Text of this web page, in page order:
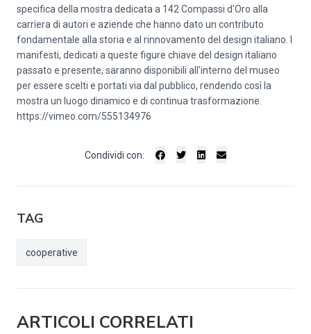
specifica della mostra dedicata a 142 Compassi d'Oro alla
carriera di autori e aziende che hanno dato un contributo
fondamentale alla storia e al rinnovamento del design italiano. I
manifesti, dedicati a queste figure chiave del design italiano
passato e presente, saranno disponibili all'interno del museo
per essere scelti e portati via dal pubblico, rendendo così la
mostra un luogo dinamico e di continua trasformazione.
https://vimeo.com/555134976
Condividi con:
TAG
cooperative
ARTICOLI CORRELATI